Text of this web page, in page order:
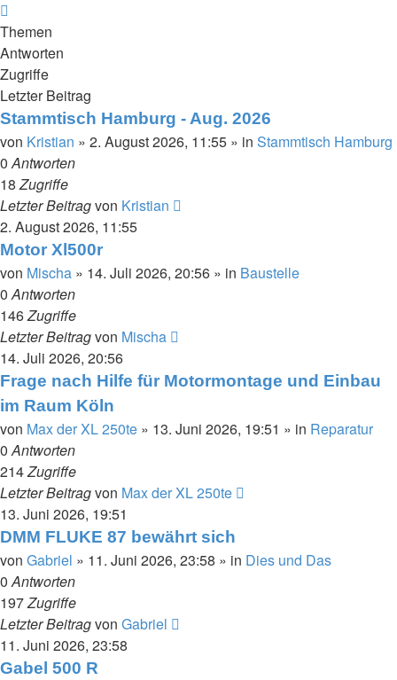
Themen
Antworten
Zugriffe
Letzter Beitrag
Stammtisch Hamburg - Aug. 2026
von Kristian » 2. August 2026, 11:55 » in Stammtisch Hamburg
0Antworten
18Zugriffe
Letzter Beitragvon Kristian
2. August 2026, 11:55
Motor Xl500r
von Mischa » 14. Juli 2026, 20:56 » in Baustelle
0Antworten
146Zugriffe
Letzter Beitragvon Mischa
14. Juli 2026, 20:56
Frage nach Hilfe für Motormontage und Einbau
im Raum Köln
von Max der XL 250te » 13. Juni 2026, 19:51 » in Reparatur
0Antworten
214Zugriffe
Letzter Beitragvon Max der XL 250te
13. Juni 2026, 19:51
DMM FLUKE 87 bewährt sich
von Gabriel » 11. Juni 2026, 23:58 » in Dies und Das
0Antworten
197Zugriffe
Letzter Beitragvon Gabriel
11. Juni 2026, 23:58
Gabel 500 R